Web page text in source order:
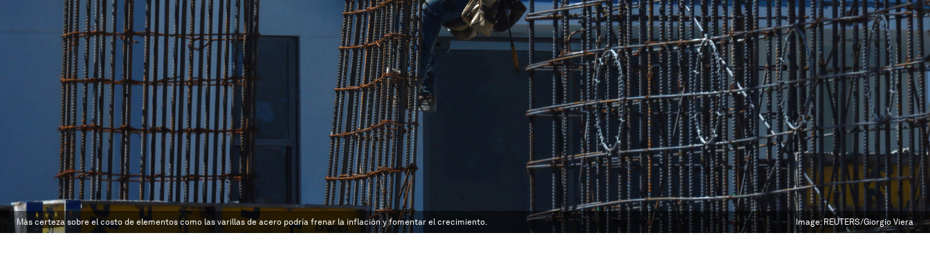
Más certeza sobre el costo de elementos como las varillas de acero podría frenar la inflación y fomentar el crecimiento. Image:REUTERS/Giorgio Viera